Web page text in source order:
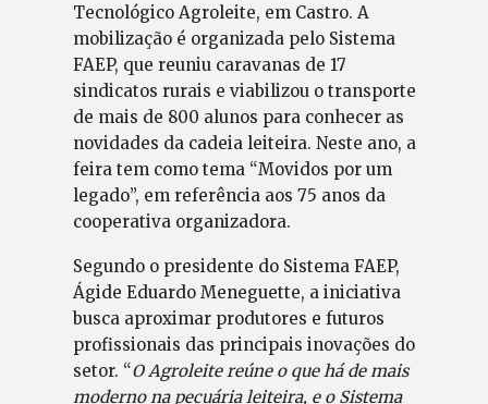
Tecnológico Agroleite, em Castro. A
mobilização é organizada pelo Sistema
FAEP, que reuniu caravanas de 17
sindicatos rurais e viabilizou o transporte
de mais de 800 alunos para conhecer as
novidades da cadeia leiteira. Neste ano, a
feira tem como tema “Movidos por um
legado”, em referência aos 75 anos da
cooperativa organizadora.
Segundo o presidente do Sistema FAEP,
Ágide Eduardo Meneguette, a iniciativa
busca aproximar produtores e futuros
profissionais das principais inovações do
setor. “O Agroleite reúne o que há de mais
moderno na pecuária leiteira, e o Sistema